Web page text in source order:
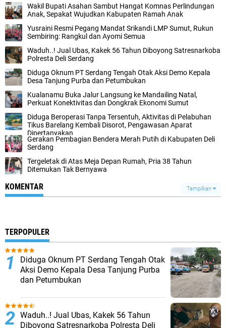
Wakil Bupati Asahan Sambut Hangat Komnas Perlindungan
Anak, Sepakat Wujudkan Kabupaten Ramah Anak
Yusraini Resmi Pegang Mandat Srikandi LMP Sumut, Rukun
Sembiring: Rangkul dan Ayomi Semua
Waduh..! Jual Ubas, Kakek 56 Tahun Diboyong Satresnarkoba
Polresta Deli Serdang
Diduga Oknum PT Serdang Tengah Otak Aksi Demo Kepala
Desa Tanjung Purba dan Petumbukan
Kualanamu Buka Jalur Langsung ke Mandailing Natal,
Perkuat Konektivitas dan Dongkrak Ekonomi Sumut
Diduga Beroperasi Tanpa Tersentuh, Aktivitas di Pelabuhan
Tikus Barelang Kembali Disorot, Pengawasan Aparat
Dipertanyakan
Gerakan Pembagian Bendera Merah Putih di Kabupaten Deli
Serdang
Tergeletak di Atas Meja Depan Rumah, Pria 38 Tahun
Ditemukan Tak Bernyawa
KOMENTAR Tampilkan
TERPOPULER
Diduga Oknum PT Serdang Tengah Otak
Aksi Demo Kepala Desa Tanjung Purba
dan Petumbukan
Waduh..! Jual Ubas, Kakek 56 Tahun
Diboyong Satresnarkoba Polresta Deli